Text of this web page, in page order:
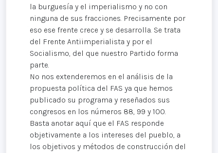
la burguesía y el imperialismo y no con
ninguna de sus fracciones. Precisamente por
eso ese frente crece y se desarrolla. Se trata
del Frente Antiimperialista y por el
Socialismo, del que nuestro Partido forma
parte.
No nos extenderemos en el análisis de la
propuesta política del FAS ya que hemos
publicado su programa y reseñados sus
congresos en los números 88, 99 y 100.
Basta anotar aquí que el FAS responde
objetivamente a los intereses del pueblo, a
los objetivos y métodos de construcción del